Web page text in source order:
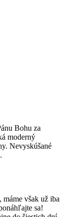
Bohu za
moderný
Nevyskúšané
máme však už iba
sa!